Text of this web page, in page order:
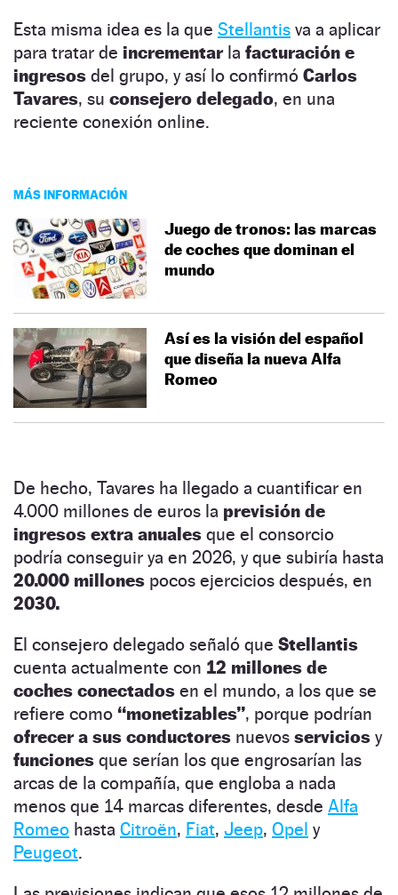
Esta misma idea es la que Stellantis va a aplicar
para tratar de incrementarla facturación e
ingresos del grupo, y así lo confirmó Carlos
Tavares, su consejero delegado, en una
reciente conexión online.
MÁS INFORMACIÓN
Juego de tronos: las marcas
de coches que dominan el
mundo
Así es la visión del español
que diseña la nueva Alfa
Romeo
De hecho, Tavares ha llegado a cuantificar en
4.000 millones de euros la previsión de
ingresos extra anuales que el consorcio
podría conseguir ya en 2026, y que subiría hasta
20.000 millones pocos ejercicios después, en
2030.
El consejero delegado señaló que Stellantis
cuenta actualmente con 12 millones de
coches conectados en el mundo, a los que se
refiere como “monetizables”, porque podrían
ofrecer a sus conductores nuevos servicios y
funciones que serían los que engrosarían las
arcas de la compañía, que engloba a nada
menos que 14 marcas diferentes, desde Alfa
Romeo hasta Citroën, Fiat, Jeep, Opel y
Peugeot.